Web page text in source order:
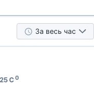
За весь час
C0